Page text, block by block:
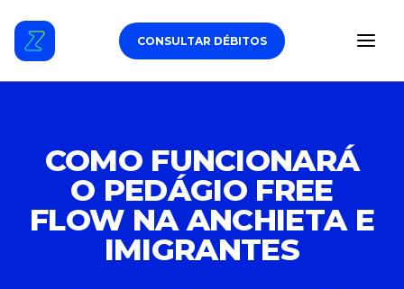
CONSULTAR DÉBITOS
DÉBITOS VEICULARES
TAG DE PEDÁGIO
COMO FUNCIONARÁ
O PEDÁGIO FREE
FLOW NA ANCHIETA E
IMIGRANTES